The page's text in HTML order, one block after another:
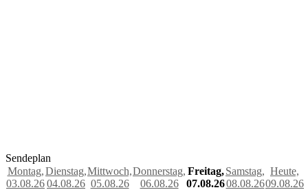
Sendeplan
Montag,
03.08.26
Dienstag,
04.08.26
Mittwoch,
05.08.26
Donnerstag,
06.08.26
Freitag,
07.08.26
Samstag,
08.08.26
Heute,
09.08.26